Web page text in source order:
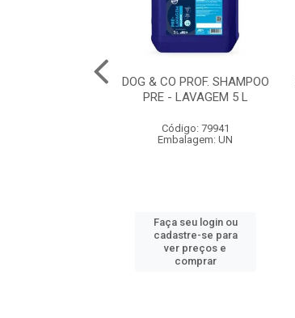
DOG & CO PROF. SHAMPOO
PRE - LAVAGEM 5 L
Código: 79941
Embalagem: UN
Faça seu login ou
cadastre-se para
ver preços e
comprar